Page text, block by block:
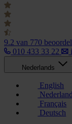
9.2 van 770
010 433 33 22
Nederlands
English
Français
Deutsch